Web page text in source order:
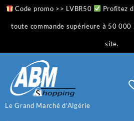
Skip
content
Code promo >> LVBR50 Profitez
toute commande supérieure à 50
site.
Le Grand Marché d'Algérie